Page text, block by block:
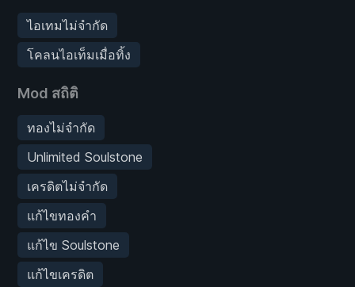
ไอเทมไม่จำกัด
โคลนไอเท็มเมื่อทิ้ง
Mod สถิติ
ทองไม่จำกัด
Unlimited Soulstone
เครดิตไม่จำกัด
แก้ไขทองคำ
แก้ไข Soulstone
แก้ไขเครดิต